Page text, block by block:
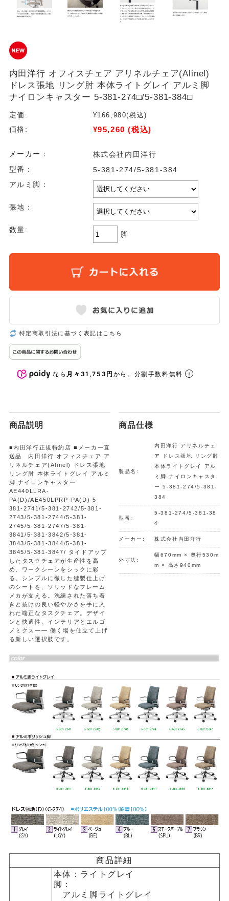
内田洋行 オフィスチェア アリネルチェア(Alinel)
ドレス張地 リング肘 本体ライトグレイ アルミ脚
ナイロンキャスター 5-381-274□/5-381-384□
定価: ¥166,980(税込)
価格:
¥95,260 (税込)
メーカー：
株式会社内田洋行
型番：
5-381-274/5-381-384
アルミ脚：
張地：
数量:
脚
特定商取引法に基づく表記はこちら
なら 月々31,753円から。分割手数料無料
商品説明
■内田洋行正規特約店 ■メーカー直
送品 内田洋行 オフィスチェア ア
リネルチェア(Alinel) ドレス張地
リング肘 本体ライトグレイ アルミ
脚 ナイロンキャスター
AE440LLRA-
PA(D)/AE450LPRP-PA(D) 5-
381-2741/5-381-2742/5-381-
2743/5-381-2744/5-381-
2745/5-381-2747/5-381-
3841/5-381-3842/5-381-
3843/5-381-3844/5-381-
3845/5-381-3847/ タイドアップ
したタスクチェアが生産性を高
め、ワークシーンをシックに彩
る。シンプルに徹した縫製仕上げ
のシートを、ソリッドなフレーム
メカが支える。洗練された落ち着
きと抜けの良い軽やかさを手に入
れた端正なタスクチェア。デザイ
ンと快適性、インテリアとエルゴ
ノミクス―― 働く場を仕立て上げ
る新しい選択肢です。
商品仕様
製品名:
内田洋行 アリネルチェ
ア ドレス張地 リング肘
本体ライトグレイ アル
ミ脚 ナイロンキャスタ
ー 5-381-274/5-381-
384
型番:
5-381-274/5-381-38
4
メーカー: 株式会社内田洋行
外寸法:
幅670mm × 奥行530m
m × 高さ940mm
商品詳細
本体：ライトグレイ
脚：
アルミ脚ライトグレイ